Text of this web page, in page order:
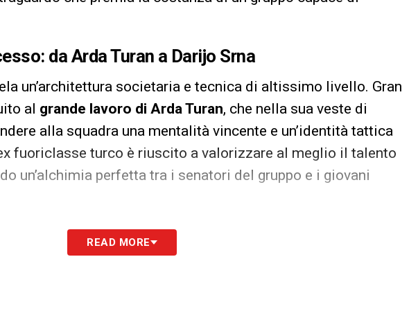
da Arda Turan a Darijo Srna
un’architettura societaria e tecnica di altissimo livello. Gran
al grande lavoro di Arda Turan, che nella sua veste di
alla squadra una mentalità vincente e un’identità tattica
fuoriclasse turco è riuscito a valorizzare al meglio il talento
un’alchimia perfetta tra i senatori del gruppo e i giovani
il contributo dietro la scrivania di una leggenda del club
sportivocroato, insieme all’amministratore delegato
READ MORE